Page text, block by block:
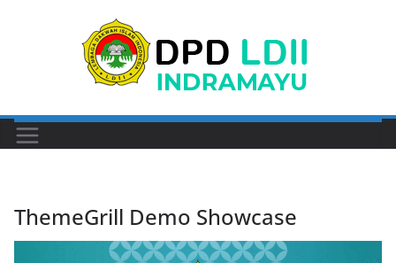
ThemeGrill Demo Showcase